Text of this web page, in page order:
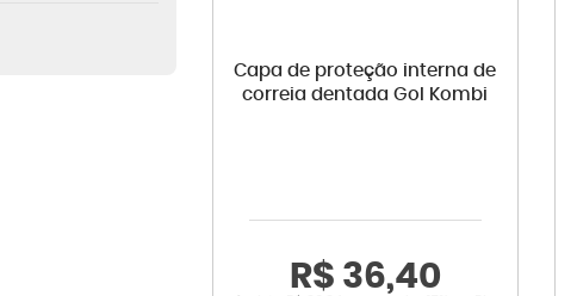
Capa de proteção interna de
correia dentada Gol Kombi
R$ 36,40